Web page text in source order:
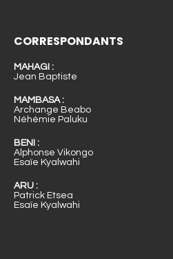
CORRESPONDANTS
MAHAGI :
Jean Baptiste
MAMBASA :
Archange Beabo
Néhémie Paluku
BENI :
Alphonse Vikongo
Esaïe Kyalwahi
ARU :
Patrick Etsea
Esaïe Kyalwahi